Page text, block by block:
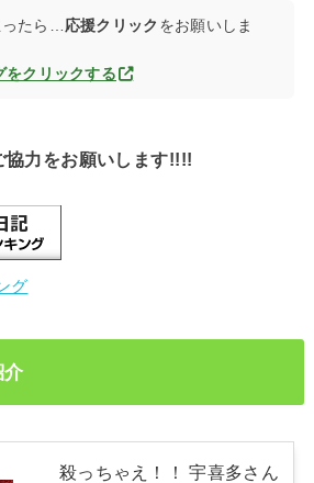
ったら…応援クリック をお願いしま
をクリックする
協力をお願いします!!!!
グ
介
殺っちゃえ！！ 宇喜多さん